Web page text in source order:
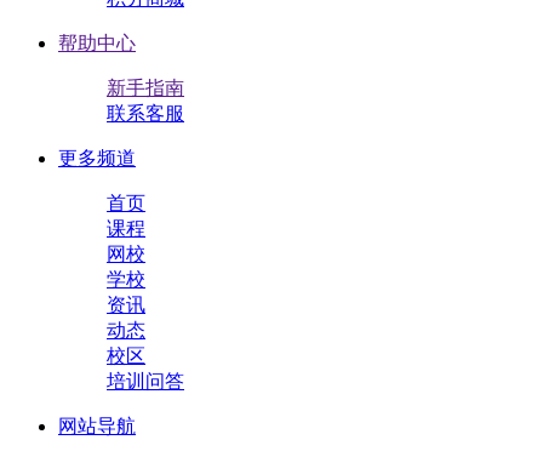
帮助中心
新手指南
联系客服
更多频道
首页
课程
网校
学校
资讯
动态
校区
培训问答
网站导航